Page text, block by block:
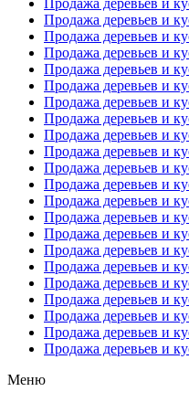
Продажа деревьев и
Продажа деревьев и
Продажа деревьев и
Продажа деревьев и
Продажа деревьев и
Продажа деревьев и
Продажа деревьев и
Продажа деревьев и
Продажа деревьев и
Продажа деревьев и
Продажа деревьев и
Продажа деревьев и
Продажа деревьев и
Продажа деревьев и
Продажа деревьев и
Продажа деревьев и
Продажа деревьев и
Продажа деревьев и
Продажа деревьев и
Продажа деревьев и
Продажа деревьев и
Продажа деревьев и
Меню